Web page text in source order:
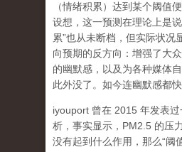
（情绪积累）达到某个阈值
设想，这一预测在理论上是
累”也从未断档，但实际状况
向预期的反方向：增强了大
的幽默感，以及为各种媒体
此外没了。如今连幽默感都快
iyouport 曾在 2015 年发表
析，事实显示，PM2.5 的压
没有起到什么作用，那么“阈